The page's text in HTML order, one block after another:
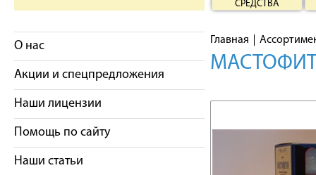
СРЕДСТВА
О нас
Акции и спецпредложения
Наши лицензии
Помощь по сайту
Наши статьи
Главная